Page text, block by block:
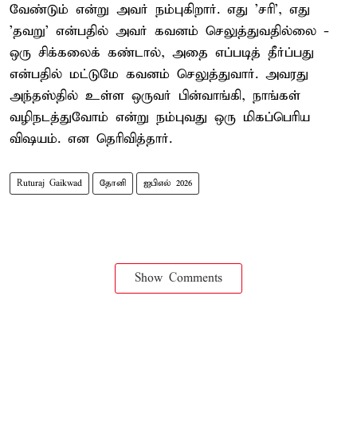
வேண்டும் என்று அவர் நம்புகிறார். எது 'சரி', எது
'தவறு' என்பதில் அவர் கவனம் செலுத்துவதில்லை -
ஒரு சிக்கலைக் கண்டால், அதை எப்படித் தீர்ப்பது
என்பதில் மட்டுமே கவனம் செலுத்துவார். அவரது
அந்தஸ்தில் உள்ள ஒருவர் பின்வாங்கி, நாங்கள்
வழிநடத்துவோம் என்று நம்புவது ஒரு மிகப்பெரிய
விஷயம். என தெரிவித்தார்.
Ruturaj Gaikwad தோனி ஐபிஎல் 2026
Show Comments